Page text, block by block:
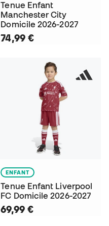
Tenue Enfant
Manchester City
Domicile 2026-2027
74,99 €
ENFANT
Tenue Enfant Liverpool
FC Domicile 2026-2027
69,99 €